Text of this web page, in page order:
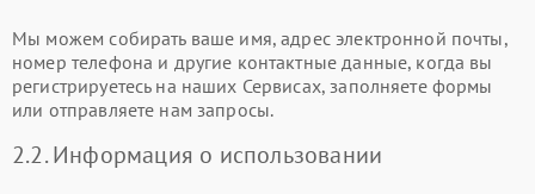
Мы можем собирать ваше имя, адрес электронной почты,
номер телефона и другие контактные данные, когда вы
регистрируетесь на наших Сервисах, заполняете формы
или отправляете нам запросы.
2.2. Информация о использовании